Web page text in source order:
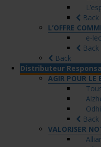
Back
L’OFFRE
e-
Back
Back
Distributeur
AGIR POUR LE
Back
VALORISER